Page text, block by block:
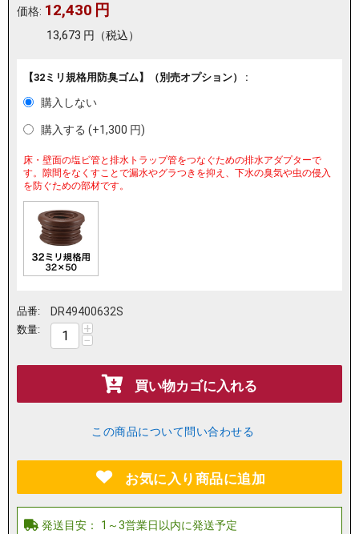
価格: 12,430 円
13,673 円 （税込）
【32ミリ規格用防臭ゴム】（別売オプション） :
購入しない
購入する (+1,300 円)
床・壁面の塩ビ管と排水トラップ管をつなぐための排水アダプターで
す。隙間をなくすことで漏水やグラつきを抑え、下水の臭気や虫の侵入
を防ぐための部材です。
品番: DR49400632S
数量: +
−
買い物カゴに入れる
この商品について問い合わせる
お気に入り商品に追加